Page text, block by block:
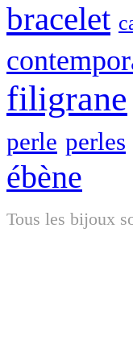
bracelet
filigrane
perle perles
ébène
Tous les bijoux